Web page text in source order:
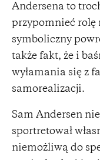
Andersena to
przypomnieć rolę
symboliczny
także fakt, że i
wyłamania się z
samorealizacji.
Sam Andersen
sportretował
niemożliwą do